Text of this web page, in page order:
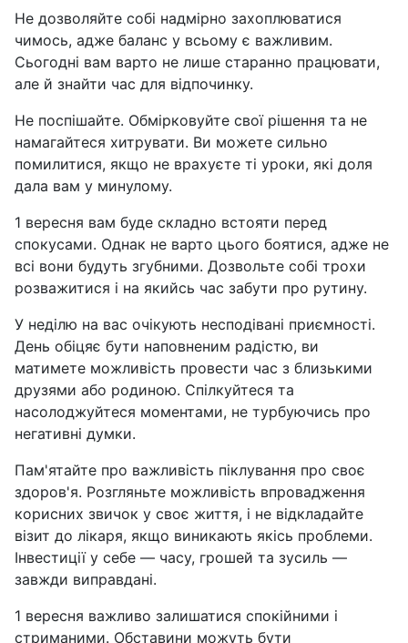
Не дозволяйте собі надмірно захоплюватися
чимось, адже баланс у всьому є важливим.
Сьогодні вам варто не лише старанно працювати,
але й знайти час для відпочинку.
Не поспішайте. Обмірковуйте свої рішення та не
намагайтеся хитрувати. Ви можете сильно
помилитися, якщо не врахуєте ті уроки, які доля
дала вам у минулому.
1 вересня вам буде складно встояти перед
спокусами. Однак не варто цього боятися, адже не
всі вони будуть згубними. Дозвольте собі трохи
розважитися і на якийсь час забути про рутину.
У неділю на вас очікують несподівані приємності.
День обіцяє бути наповненим радістю, ви
матимете можливість провести час з близькими
друзями або родиною. Спілкуйтеся та
насолоджуйтеся моментами, не турбуючись про
негативні думки.
Пам'ятайте про важливість піклування про своє
здоров'я. Розгляньте можливість впровадження
корисних звичок у своє життя, і не відкладайте
візит до лікаря, якщо виникають якісь проблеми.
Інвестиції у себе — часу, грошей та зусиль —
завжди виправдані.
1 вересня важливо залишатися спокійними і
стриманими. Обставини можуть бути